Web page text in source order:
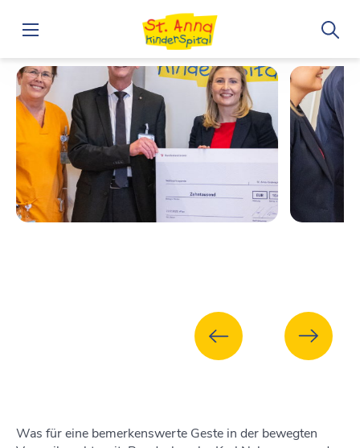
Bundeskanzler Nehammer & Bundesministerin Raab
Was für eine bemerkenswerte Geste in der bewegten